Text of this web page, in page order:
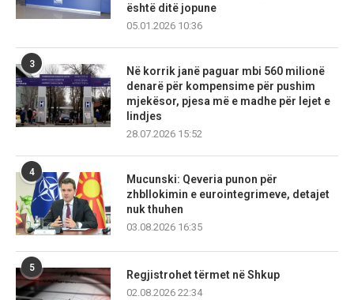
është ditë jopune
05.01.2026 10:36
3
Në korrik janë paguar mbi 560 milionë
denarë për kompensime për pushim
mjekësor, pjesa më e madhe për lejet e
lindjes
28.07.2026 15:52
4
Mucunski: Qeveria punon për
zhbllokimin e eurointegrimeve, detajet
nuk thuhen
03.08.2026 16:35
5
Regjistrohet tërmet në Shkup
02.08.2026 22:34